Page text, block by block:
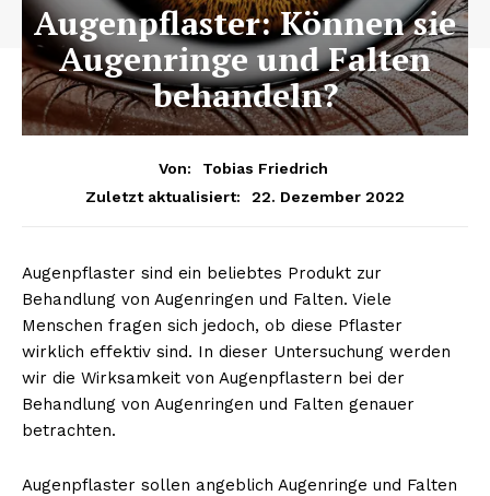
Augenpflaster: Können sie
Augenringe und Falten
behandeln?
Von:
Tobias Friedrich
Zuletzt aktualisiert:
22. Dezember 2022
Augenpflaster sind ein beliebtes Produkt zur
Behandlung von Augenringen und Falten. Viele
Menschen fragen sich jedoch, ob diese Pflaster
wirklich effektiv sind. In dieser Untersuchung werden
wir die Wirksamkeit von Augenpflastern bei der
Behandlung von Augenringen und Falten genauer
betrachten.
Augenpflaster sollen angeblich Augenringe und Falten